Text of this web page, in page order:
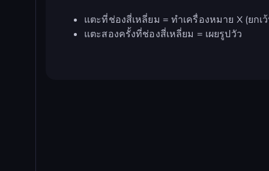
แตะที่ช่องสี่เหลี่ยม = ทำเครื่องหมาย X (ยกเ
แตะสองครั้งที่ช่องสี่เหลี่ยม = เผยรูปวัว